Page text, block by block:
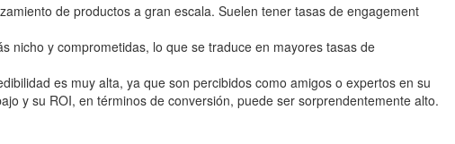
de productos a gran escala. Suelen tener tasas de engagement
nicho y comprometidas, lo que se traduce en mayores tasas de
es muy alta, ya que son percibidos como amigos o expertos en su
y su ROI, en términos de conversión, puede ser sorprendentemente alto.